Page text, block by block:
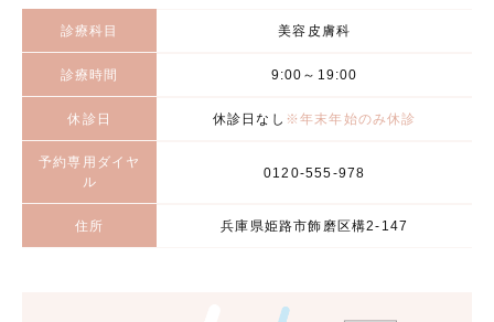
診療科目 美容皮膚科
診療時間 9:00～19:00
休診日 休診日なし ※年末年始のみ休診
予約専用ダイヤ
ル
0120-555-978
住所 兵庫県姫路市飾磨区構2-147